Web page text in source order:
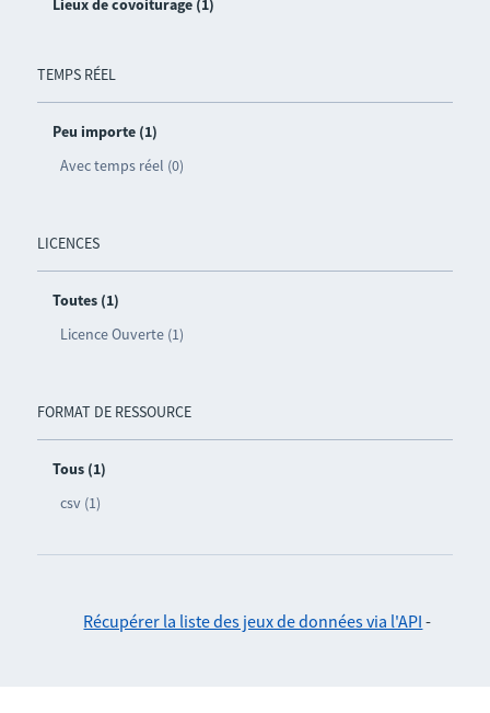
Lieux de covoiturage (1)
TEMPS RÉEL
Peu importe (1)
Avec temps réel (0)
LICENCES
Toutes (1)
Licence Ouverte (1)
FORMAT DE RESSOURCE
Tous (1)
csv (1)
Récupérer la liste des jeux de données via l'API -